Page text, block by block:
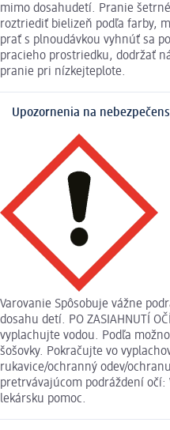
mimo dosahudetí. Pranie
roztriediť bielizeň podľa farby,
prať s plnoudávkou vyhnúť sa
pracieho prostriedku, dodržať
pranie pri nízkejteplote.
Upozornenia na
Varovanie Spôsobuje vážne
dosahu detí. PO ZASIAHNUTÍ
vyplachujte vodou. Podľa
šošovky. Pokračujte vo
rukavice/ochranný odev/
pretrvávajúcom podráždení
lekársku pomoc.